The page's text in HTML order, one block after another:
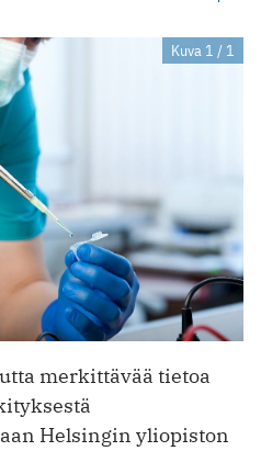
Kuva 1 / 1
merkittävää tietoa
Helsingin yliopiston